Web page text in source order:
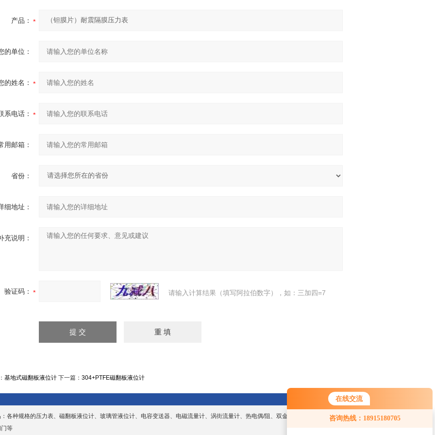
在线交流
咨询热线：18915180705
产品：
的单位：
的姓名：
系电话：
用邮箱：
省份：
细地址：
充说明：
验证码： 请输入计算结果（填写阿拉伯数字），如：三加四=7
基地式磁翻板液位计 下一篇： 304+PTFE磁翻板液位计
各种规格的压力表、磁翻板液位计、玻璃管液位计、电容变送器、电磁流量计、涡街流量计、热电偶/阻、双金属温度计、数显
等